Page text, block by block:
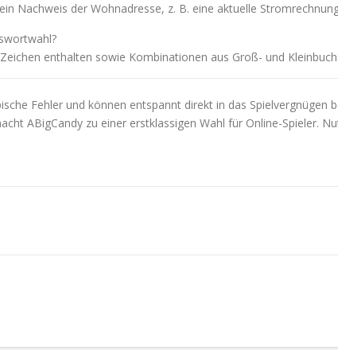
Nachweis der Wohnadresse, z. B. eine aktuelle
enthalten sowie Kombinationen aus Groß- und
Fehler und können entspannt direkt in das
ABigCandy zu einer erstklassigen Wahl für Online-Spieler.